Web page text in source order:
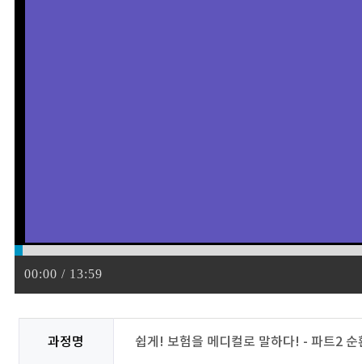
00:00 / 13:59
과정명 쉽게! 보험을 메디컬로 말하다! - 파트2